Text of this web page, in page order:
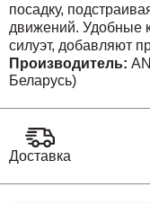
посадку,
движений. Удобные
силуэт, добавляют
линий.
сохраняют форму,
непринужденный
завершая образ в
Производитель:
Беларусь)
Доставка